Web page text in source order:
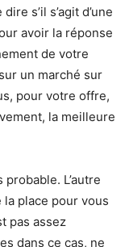
s’il s’agit d’une
avoir la réponse
de votre
un marché sur
pour votre offre,
la meilleure
L’autre
la place pour vous
pas assez
dans ce cas, ne